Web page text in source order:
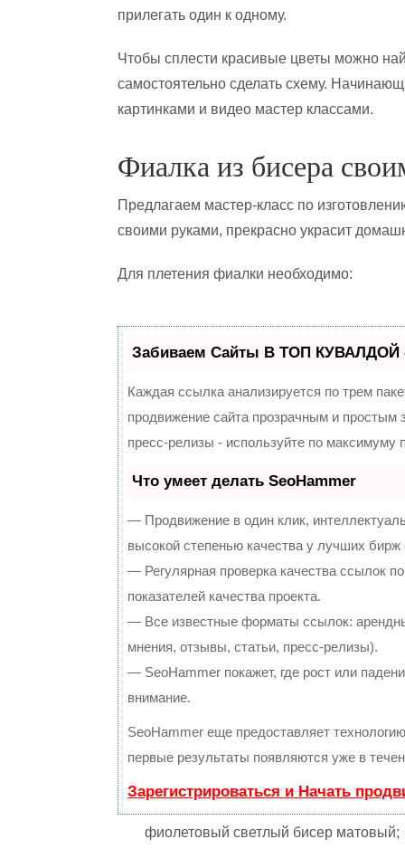
прилегать один к одному.
Чтобы сплести красивые цветы можно
самостоятельно сделать схему.
картинками и видео мастер классами.
Фиалка из бисера
Предлагаем мастер-класс по
своими руками, прекрасно украсит
Для плетения фиалки необходимо:
Забиваем Сайты В ТОП КУВАЛДОЙ -
Каждая ссылка анализируется по трем
продвижение сайта прозрачным и
пресс-релизы - используйте по
Что умеет делать SeoHammer
— Продвижение в один клик,
высокой степенью качества у лучших бирж
— Регулярная проверка качества ссылок
показателей качества проекта.
— Все известные форматы ссылок:
мнения, отзывы, статьи, пресс-релизы).
— SeoHammer покажет, где рост или
внимание.
SeoHammer еще предоставляет
первые результаты появляются уже в
Зарегистрироваться и Начать
фиолетовый светлый бисер матовый;